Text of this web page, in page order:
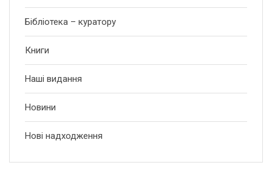
Бібліотека – куратору
Книги
Наші видання
Новини
Нові надходження